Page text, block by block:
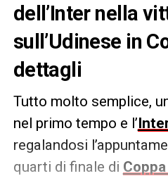
dell’Inter nella
sull’Udinese in
dettagli
Tutto molto semplice,
nel primo tempo e l’
regalandosi
quarti di finale di